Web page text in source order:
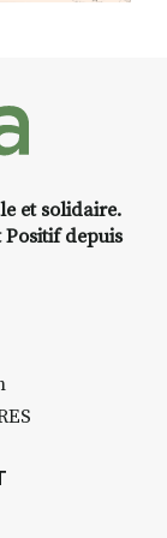
à
n’est
et
et solidaire.
depuis